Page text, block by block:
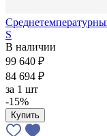
S
В наличии
99 640 ₽
84 694 ₽
за 1 шт
-15%
Купить